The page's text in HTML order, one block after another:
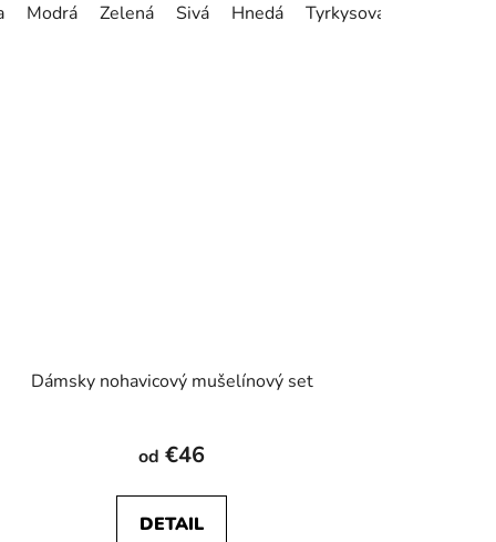
Tehlová
Modrá Zelená Sivá Hnedá Tyrkysová zelená
Dámsky nohavicový mušelínový set
od €46
DETAIL